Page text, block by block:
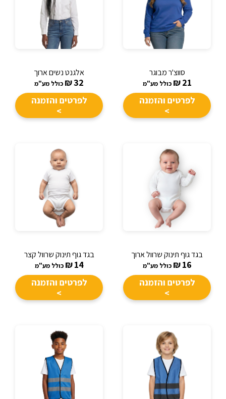
סווצ'ר מבוגר
21
₪ כולל מע"מ
לפרטים והזמנה
>
אלגנט נשים ארוך
32
₪ כולל מע"מ
לפרטים והזמנה
>
בגד גוף תינוק שרוול ארוך
16
₪ כולל מע"מ
לפרטים והזמנה
>
בגד גוף תינוק שרוול קצר
14
₪ כולל מע"מ
לפרטים והזמנה
>